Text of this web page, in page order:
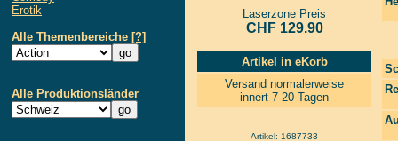
Erotik
Alle Themenbereiche [?]
Alle Produktionsländer
Laserzone Preis
CHF 129.90
Artikel in eKorb
Versand normalerweise
innert 7-20 Tagen
Artikel: 1687733